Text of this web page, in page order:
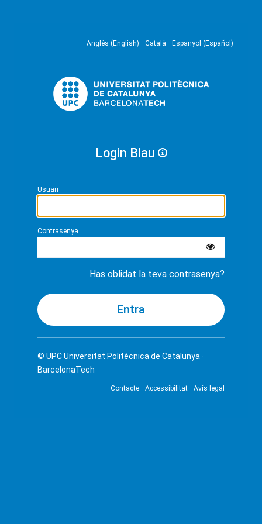
Anglès (English) Català Espanyol (Español)
Login Blau
Usuari
Contrasenya
Has oblidat la teva contrasenya?
© UPCUniversitat Politècnica de Catalunya ·
BarcelonaTech
Contacte Accessibilitat Avís legal